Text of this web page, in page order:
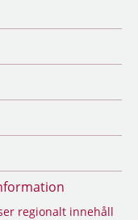
regionalt innehåll